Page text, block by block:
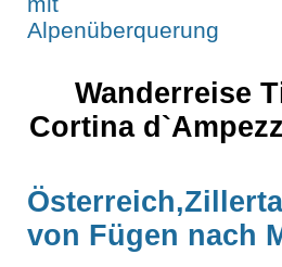
Wanderreise
Cortina
von Fügen nach